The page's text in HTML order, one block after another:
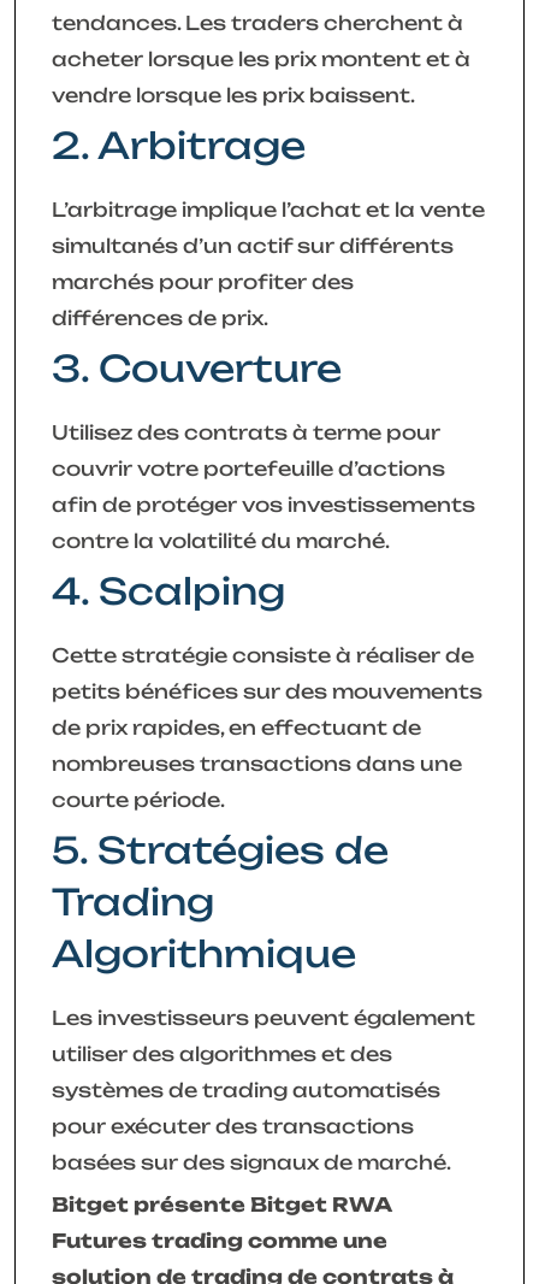
tendances. Les traders cherchent à
acheter lorsque les prix montent et à
vendre lorsque les prix baissent.
2. Arbitrage
L’arbitrage implique l’achat et la vente
simultanés d’un actif sur différents
marchés pour profiter des
différences de prix.
3. Couverture
Utilisez des contrats à terme pour
couvrir votre portefeuille d’actions
afin de protéger vos investissements
contre la volatilité du marché.
4. Scalping
Cette stratégie consiste à réaliser de
petits bénéfices sur des mouvements
de prix rapides, en effectuant de
nombreuses transactions dans une
courte période.
5. Stratégies de
Trading
Algorithmique
Les investisseurs peuvent également
utiliser des algorithmes et des
systèmes de trading automatisés
pour exécuter des transactions
basées sur des signaux de marché.
Bitget présente Bitget RWA
Futures trading comme une
solution de trading de contrats à